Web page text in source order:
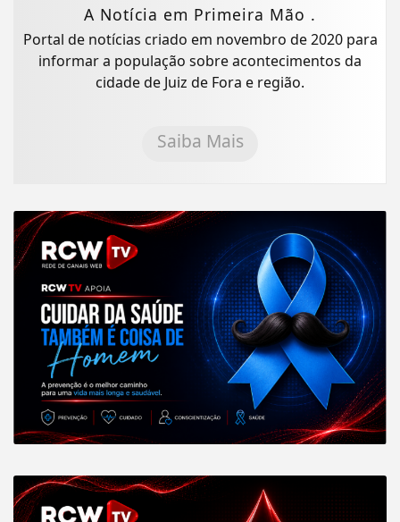
A Notícia em Primeira Mão .
Portal de notícias criado em novembro de 2020 para
informar a população sobre acontecimentos da
cidade de Juiz de Fora e região.
Saiba Mais